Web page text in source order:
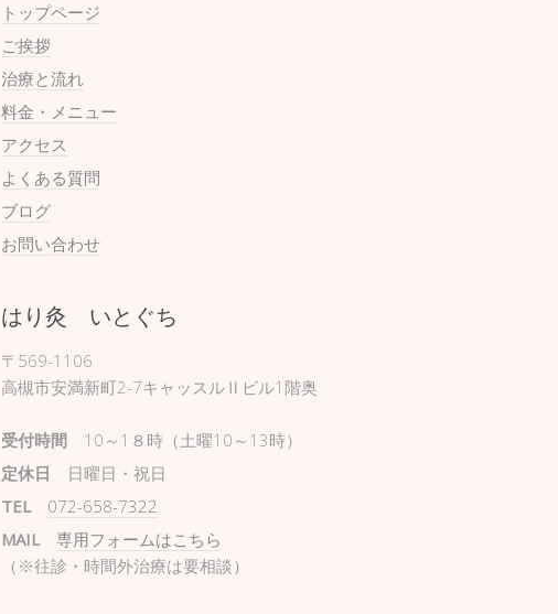
トップページ
ご挨拶
治療と流れ
料金・メニュー
アクセス
よくある質問
ブログ
お問い合わせ
はり灸 いとぐち
〒569-1106
高槻市安満新町2-7キャッスルⅡビル1階奥
受付時間10～1８時（土曜10～13時）
定休日 日曜日・祝日
TEL
072-658-7322
MAIL
専用フォームはこちら
（※往診・時間外治療は要相談）